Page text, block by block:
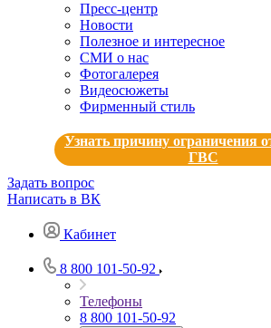
Пресс-центр
Новости
Полезное и интересное
СМИ о нас
Фотогалерея
Видеосюжеты
Фирменный стиль
Узнать причину ограничения
ГВС
Задать вопрос
Написать в ВК
Кабинет
8 800 101-50-92
Телефоны
8 800 101-50-92